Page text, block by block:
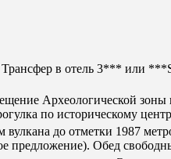
Трансфер в отель 3*** или
Археологической
по историческому
вулкана до отметки 1987
предложение). Обед